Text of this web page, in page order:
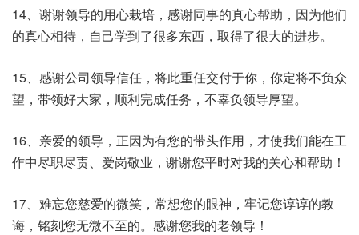
14、谢谢领导的用心栽培，感谢同事的真心帮助，因为他们
的真心相待，自己学到了很多东西，取得了很大的进步。
15、感谢公司领导信任，将此重任交付于你，你定将不负众
望，带领好大家，顺利完成任务，不辜负领导厚望。
16、亲爱的领导，正因为有您的带头作用，才使我们能在工
作中尽职尽责、爱岗敬业，谢谢您平时对我的关心和帮助！
17、难忘您慈爱的微笑，常想您的眼神，牢记您谆谆的教
诲，铭刻您无微不至的。感谢您我的老领导！